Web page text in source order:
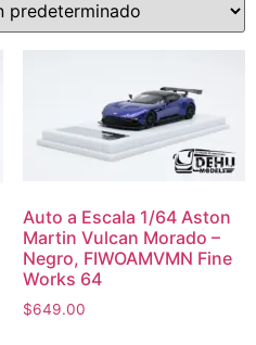
Auto a Escala 1/64 Aston
Martin Vulcan Morado –
Negro, FIWOAMVMN Fine
Works 64
$649.00